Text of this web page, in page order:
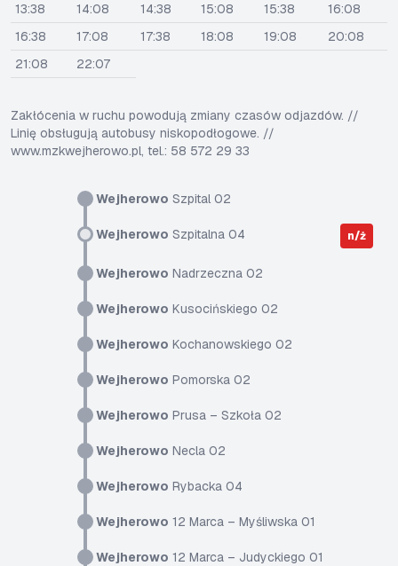
Wejherowo Szpital 02
Wejherowo Szpitalna 04 n/ż
Wejherowo Nadrzeczna 02
Wejherowo Kusocińskiego 02
Wejherowo Kochanowskiego 02
Wejherowo Pomorska 02
Wejherowo Prusa – Szkoła 02
Wejherowo Necla 02
Wejherowo Rybacka 04
Wejherowo 12 Marca – Myśliwska 01
Wejherowo 12 Marca – Judyckiego 01
13:38
14:08 14:38 15:08 15:38
16:08
16:38
17:08 17:38 18:08 19:08
20:08
21:08
22:07
Zakłócenia w ruchu powodują zmiany czasów odjazdów. //
Linię obsługują autobusy niskopodłogowe. //
www.mzkwejherowo.pl, tel.: 58 572 29 33